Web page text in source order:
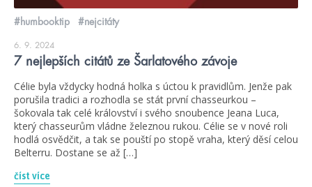
#humbooktip #nejcitáty
6. 9. 2024
7 nejlepších citátů ze Šarlatového závoje
Célie byla vždycky hodná holka s úctou k pravidlům. Jenže pak
porušila tradici a rozhodla se stát první chasseurkou –
šokovala tak celé království i svého snoubence Jeana Luca,
který chasseurům vládne železnou rukou. Célie se v nové roli
hodlá osvědčit, a tak se pouští po stopě vraha, který děsí celou
Belterru. Dostane se až […]
číst více